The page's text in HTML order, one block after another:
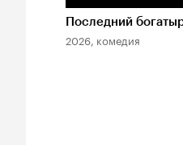
Последний
2026, комедия